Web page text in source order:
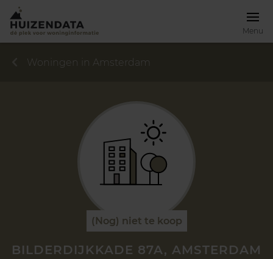
Menu
Woningen in Amsterdam
(Nog) niet te koop
BILDERDIJKKADE 87A, AMSTERDAM